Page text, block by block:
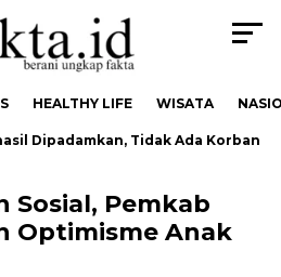
HEALTHY LIFE WISATA
Dipadamkan, Tidak Ada Korban
Sosial, Pemkab
Optimisme Anak